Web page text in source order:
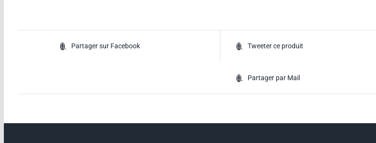
Partager sur Facebook Tweeter ce produit
Partager par Mail